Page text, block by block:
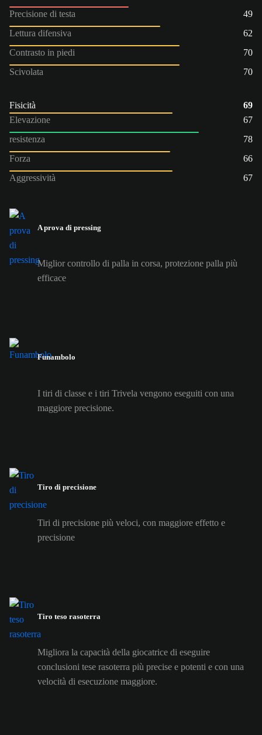
Precisione di testa
49
Lettura difensiva
62
Contrasto in piedi
70
Scivolata
70
Fisicità
69
Elevazione
67
resistenza
78
Forza
66
Aggressività
67
A prova di pressing
Miglior controllo di palla in corsa, protezione palla più
efficace
Funambolo
I tiri di classe e i tiri Trivela vengono eseguiti con una
maggiore precisione.
Tiro di precisione
Tiri di precisione più veloci, con maggiore effetto e
precisione
Tiro teso rasoterra
Migliora la capacità della giocatrice di eseguire
conclusioni tese rasoterra più precise e potenti e con una
velocità di esecuzione maggiore.